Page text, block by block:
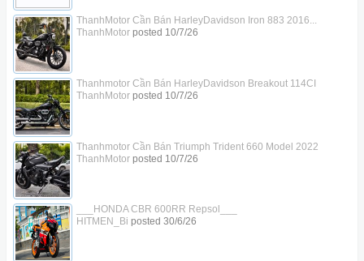
ThanhMotor Cần Bán HarleyDavidson Iron 883 2016...
ThanhMotorposted 10/7/26
Thanhmotor Cần Bán HarleyDavidson Breakout 114CI
ThanhMotorposted 10/7/26
Thanhmotor Cần Bán Triumph Trident 660 Model 2022
ThanhMotorposted 10/7/26
___HONDA CBR 600RR Repsol___
HITMEN_Bi posted 30/6/26